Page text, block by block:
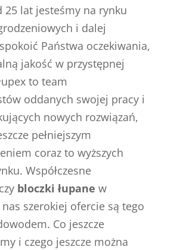
25 lat jesteśmy na rynku
i dalej
Państwa oczekiwania,
jakość w przystępnej
to team
oddanych swojej pracy i
nowych rozwiązań,
pełniejszym
coraz to wyższych
Współczesne
bloczki łupane w
szerokiej ofercie są tego
Co jeszcze
i czego jeszcze można